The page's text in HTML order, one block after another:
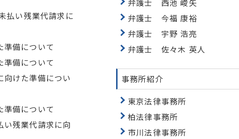
払い残業代請求に
準備について
準備について
けた準備につい
準備について
残業代請求に向
弁護士 今福 康裕
弁護士 宇野 浩亮
弁護士 佐々木 英人
事務所紹介
東京法律事務所
柏法律事務所
市川法律事務所